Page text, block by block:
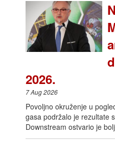
2026.
7 Aug 2026
Povoljno okruženje u
gasa podržalo je rezultate
Downstream ostvario je